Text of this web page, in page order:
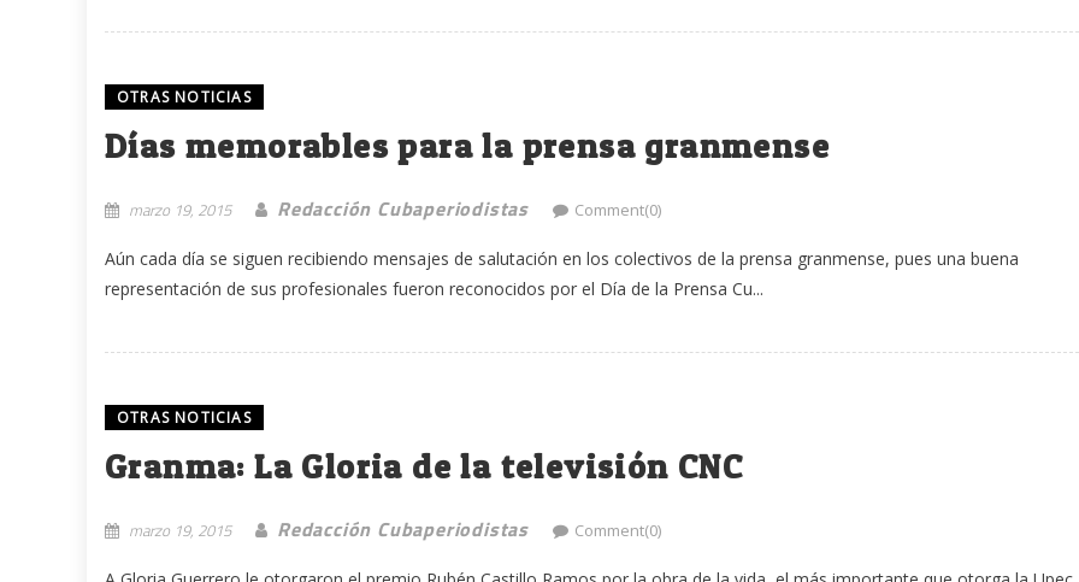
OTRAS NOTICIAS
Días memorables para la prensa granmense
marzo 19, 2015 Redacción Cubaperiodistas Comment(0)
Aún cada día se siguen recibiendo mensajes de salutación en los colectivos de la prensa granmense, pues una buena
representación de sus profesionales fueron reconocidos por el Día de la Prensa Cu...
OTRAS NOTICIAS
Granma: La Gloria de la televisión CNC
marzo 19, 2015 Redacción Cubaperiodistas Comment(0)